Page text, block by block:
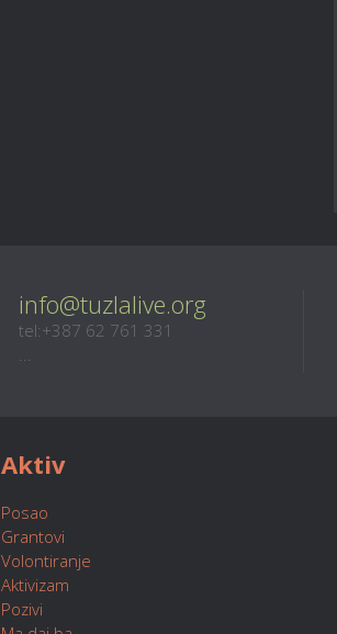
info@tuzlalive.org
tel:+387 62 761 331
...
Aktiv
Posao
Grantovi
Volontiranje
Aktivizam
Pozivi